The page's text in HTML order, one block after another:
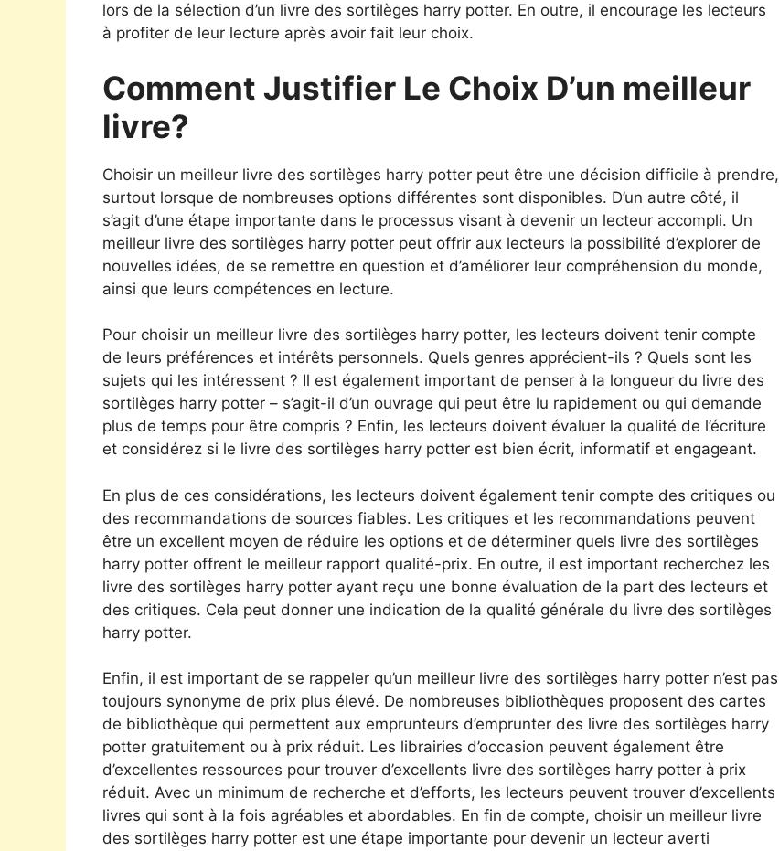
lors de la sélection d’un livre des sortilèges harry potter. En outre, il encourage les lecteurs
à profiter de leur lecture après avoir fait leur choix.
Comment Justifier Le Choix D’un meilleur
livre?
Choisir un meilleur livre des sortilèges harry potter peut être une décision difficile à prendre,
surtout lorsque de nombreuses options différentes sont disponibles. D’un autre côté, il
s’agit d’une étape importante dans le processus visant à devenir un lecteur accompli. Un
meilleur livre des sortilèges harry potter peut offrir aux lecteurs la possibilité d’explorer de
nouvelles idées, de se remettre en question et d’améliorer leur compréhension du monde,
ainsi que leurs compétences en lecture.
Pour choisir un meilleur livre des sortilèges harry potter, les lecteurs doivent tenir compte
de leurs préférences et intérêts personnels. Quels genres apprécient-ils ? Quels sont les
sujets qui les intéressent ? Il est également important de penser à la longueur du livre des
sortilèges harry potter – s’agit-il d’un ouvrage qui peut être lu rapidement ou qui demande
plus de temps pour être compris ? Enfin, les lecteurs doivent évaluer la qualité de l’écriture
et considérez si le livre des sortilèges harry potter est bien écrit, informatif et engageant.
En plus de ces considérations, les lecteurs doivent également tenir compte des critiques ou
des recommandations de sources fiables. Les critiques et les recommandations peuvent
être un excellent moyen de réduire les options et de déterminer quels livre des sortilèges
harry potter offrent le meilleur rapport qualité-prix. En outre, il est important recherchez les
livre des sortilèges harry potter ayant reçu une bonne évaluation de la part des lecteurs et
des critiques. Cela peut donner une indication de la qualité générale du livre des sortilèges
harry potter.
Enfin, il est important de se rappeler qu’un meilleur livre des sortilèges harry potter n’est pas
toujours synonyme de prix plus élevé. De nombreuses bibliothèques proposent des cartes
de bibliothèque qui permettent aux emprunteurs d’emprunter des livre des sortilèges harry
potter gratuitement ou à prix réduit. Les librairies d’occasion peuvent également être
d’excellentes ressources pour trouver d’excellents livre des sortilèges harry potter à prix
réduit. Avec un minimum de recherche et d’efforts, les lecteurs peuvent trouver d’excellents
livres qui sont à la fois agréables et abordables. En fin de compte, choisir un meilleur livre
des sortilèges harry potter est une étape importante pour devenir un lecteur averti